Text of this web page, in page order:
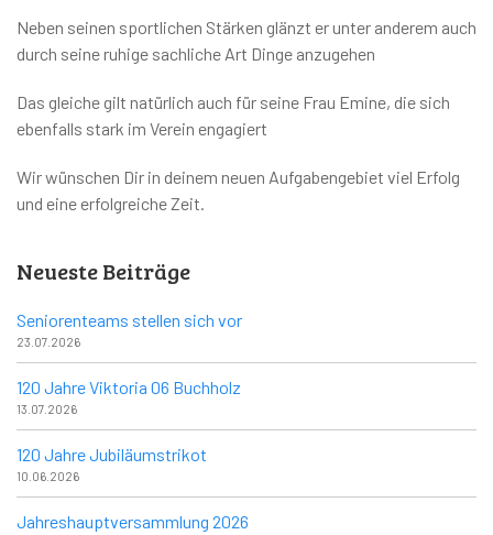
Neben seinen sportlichen Stärken glänzt er unter anderem auch
durch seine ruhige sachliche Art Dinge anzugehen
Das gleiche gilt natürlich auch für seine Frau Emine, die sich
ebenfalls stark im Verein engagiert
Wir wünschen Dir in deinem neuen Aufgabengebiet viel Erfolg
und eine erfolgreiche Zeit.
Neueste Beiträge
Seniorenteams stellen sich vor
23.07.2026
120 Jahre Viktoria 06 Buchholz
13.07.2026
120 Jahre Jubiläumstrikot
10.06.2026
Jahreshauptversammlung 2026